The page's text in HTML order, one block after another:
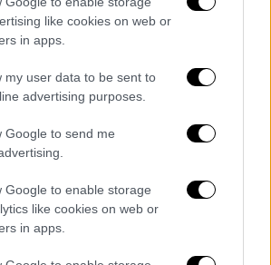
like cookies on web or
in apps.
my user data to be sent to
advertising purposes.
Google to send me
Google to enable storage
like cookies on web or
in apps.
δήλωσε πως δεν τον
Microsoft Corp αγοράσει την
πως είχε μια πολύ
με τον διευθύνοντα
και ότι θα ήταν
εάν ο
εξαγόραζε το